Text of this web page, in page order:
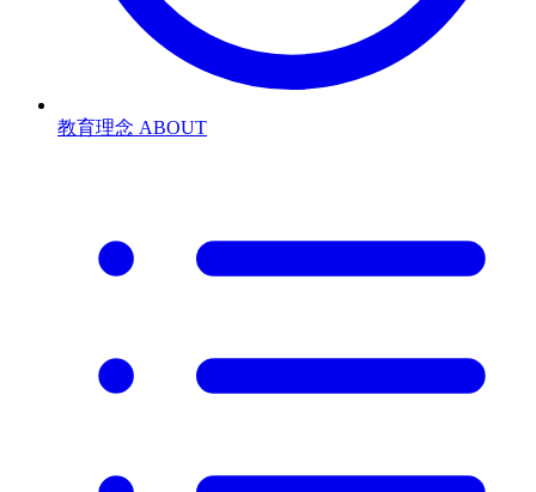
教育理念 ABOUT